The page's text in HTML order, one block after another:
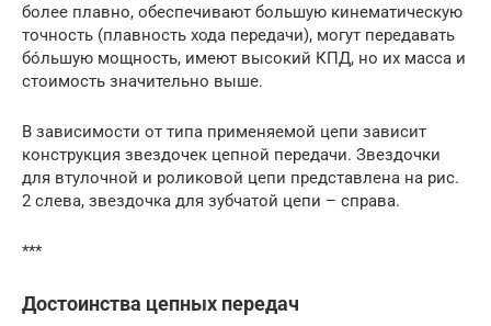
более плавно, обеспечивают большую кинематическую
точность (плавность хода передачи), могут передавать
бóльшую мощность, имеют высокий КПД, но их масса и
стоимость значительно выше.
В зависимости от типа применяемой цепи зависит
конструкция звездочек цепной передачи. Звездочки
для втулочной и роликовой цепи представлена на рис.
2 слева, звездочка для зубчатой цепи – справа.
***
Достоинства цепных передач